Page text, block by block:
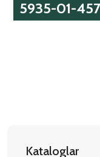
5935-01-
Kataloglar